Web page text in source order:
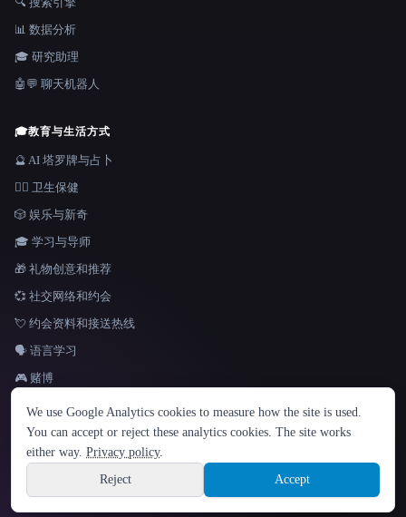
语言
English español Français Русский 简体中文
Hindi
Sign up
📊 数据分析
🎓 研究助理
🤖💬 聊天机器人
🎓教育与生活方式
🔮 AI 塔罗牌与占卜
👩‍⚕️ 卫生保健
🎲 娱乐与新奇
🎓 学习与导师
🎁 礼物创意和推荐
💞 社交网络和约会
💘 约会资料和接送热线
🗣️ 语言学习
🎮 赌博
Site information
© 2026 That AI Collection. 保留所有权利。
Built with Metatron ★
build de3d624c
We use Google Analytics cookies to measure how the site is used.
You can accept or reject these analytics cookies. The site works
either way. Privacy policy.
Reject
Accept